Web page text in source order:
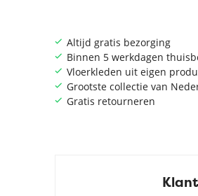
Altijd gratis bezorging
Binnen 5 werkdagen
Vloerkleden uit eigen
Grootste collectie van
Gratis retourneren